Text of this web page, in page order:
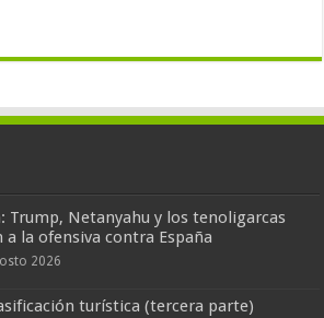
Trump, Netanyahu y los tenoligarcas
a la ofensiva contra España
2026
turística (tercera parte)